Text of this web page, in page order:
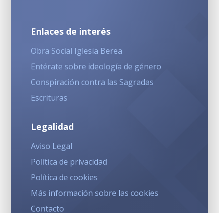
Enlaces de interés
Obra Social Iglesia Berea
Entérate sobre ideología de género
Conspiración contra las Sagradas
Escrituras
Legalidad
Aviso Legal
Política de privacidad
Política de cookies
Más información sobre las cookies
Contacto